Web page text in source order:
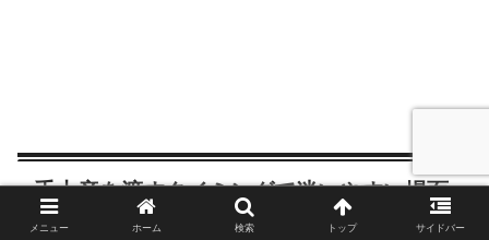
手土産を渡すタイミングで迷いやすい場面
メニュー ホーム 検索 トップ サイドバー